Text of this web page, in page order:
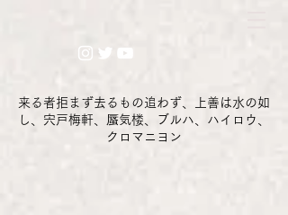
​来る者拒まず去るもの追わず、上善は水の如
し、宍戸梅軒、蜃気楼、ブルハ、ハイロウ、
クロマニヨン